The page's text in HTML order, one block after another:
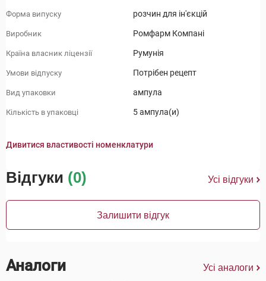
Форма випуску розчин для ін'єкцій
Виробник Ромфарм Компані
Країна власник ліцензії Румунія
Умови відпуску Потрібен рецепт
Вид упаковки ампула
Кількість в упаковці 5 ампула(и)
Дивитися властивості номенклатури
Відгуки (0) Усі відгуки
Залишити відгук
Аналоги Усі аналоги